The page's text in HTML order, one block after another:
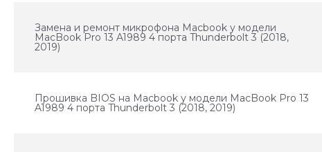
Замена и ремонт микрофона Macbook у модели
MacBook Pro 13 A1989 4 порта Thunderbolt 3 (2018,
2019)
Прошивка BIOS на Macbook у модели MacBook Pro 13
A1989 4 порта Thunderbolt 3 (2018, 2019)